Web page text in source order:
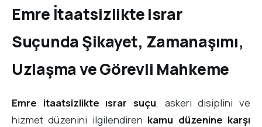
Emre İtaatsizlikte Israr
Suçunda Şikayet, Zamanaşımı,
Uzlaşma ve Görevli Mahkeme
Emre itaatsizlikte ısrar suçu, askeri disiplini ve
hizmet düzenini ilgilendiren kamu düzenine karşı